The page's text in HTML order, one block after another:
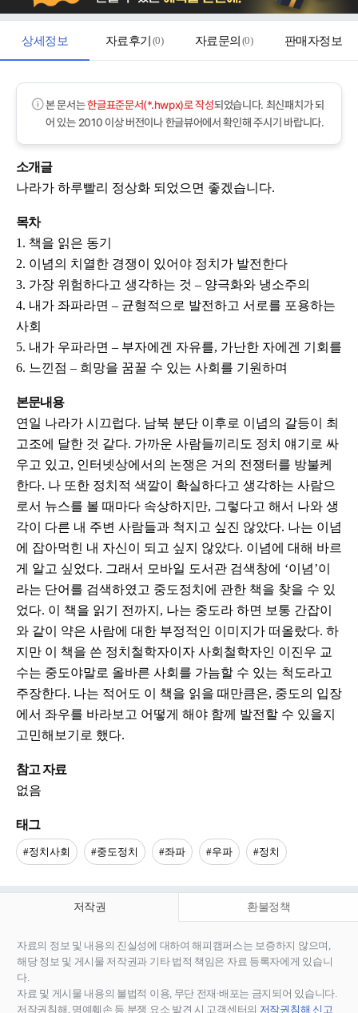
상세정보 자료후기 (0) 자료문의 (0) 판매자정보
본 문서는한글표준문서(*.hwpx)로 작성되었습니다. 최신패치가 되
어 있는 2010 이상 버전이나 한글뷰어에서 확인해 주시기 바랍니다.
소개글
나라가 하루빨리 정상화 되었으면 좋겠습니다.
목차
1. 책을 읽은 동기
2. 이념의 치열한 경쟁이 있어야 정치가 발전한다
3. 가장 위험하다고 생각하는 것 – 양극화와 냉소주의
4. 내가 좌파라면 – 균형적으로 발전하고 서로를 포용하는
사회
5. 내가 우파라면 – 부자에겐 자유를, 가난한 자에겐 기회를
6. 느낀점 – 희망을 꿈꿀 수 있는 사회를 기원하며
본문내용
연일 나라가 시끄럽다. 남북 분단 이후로 이념의 갈등이 최
고조에 달한 것 같다. 가까운 사람들끼리도 정치 얘기로 싸
우고 있고, 인터넷상에서의 논쟁은 거의 전쟁터를 방불케
한다. 나 또한 정치적 색깔이 확실하다고 생각하는 사람으
로서 뉴스를 볼 때마다 속상하지만, 그렇다고 해서 나와 생
각이 다른 내 주변 사람들과 척지고 싶진 않았다. 나는 이념
에 잡아먹힌 내 자신이 되고 싶지 않았다. 이념에 대해 바르
게 알고 싶었다. 그래서 모바일 도서관 검색창에 ‘이념’이
라는 단어를 검색하였고 중도정치에 관한 책을 찾을 수 있
었다. 이 책을 읽기 전까지, 나는 중도라 하면 보통 간잡이
와 같이 약은 사람에 대한 부정적인 이미지가 떠올랐다. 하
지만 이 책을 쓴 정치철학자이자 사회철학자인 이진우 교
수는 중도야말로 올바른 사회를 가늠할 수 있는 척도라고
주장한다. 나는 적어도 이 책을 읽을 때만큼은, 중도의 입장
에서 좌우를 바라보고 어떻게 해야 함께 발전할 수 있을지
고민해보기로 했다.
참고 자료
없음
태그
#정치사회 #중도정치 #좌파 #우파 #정치
저작권 환불정책
자료의 정보 및 내용의 진실성에 대하여 해피캠퍼스는 보증하지 않으며,
해당 정보 및 게시물 저작권과 기타 법적 책임은 자료 등록자에게 있습니
다.
자료 및 게시물 내용의 불법적 이용, 무단 전재∙배포는 금지되어 있습니다.
저작권침해, 명예훼손 등 분쟁 요소 발견 시 고객센터의 저작권침해 신고